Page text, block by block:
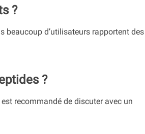
?
beaucoup d’utilisateurs rapportent des
?
recommandé de discuter avec un